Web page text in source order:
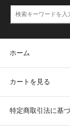
ホーム
カートを見る
特定商取引法に基